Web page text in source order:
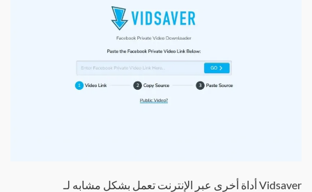
Vidsaver أداة أخرى عبر الإنترنت تعمل بشكل مشابه لـ